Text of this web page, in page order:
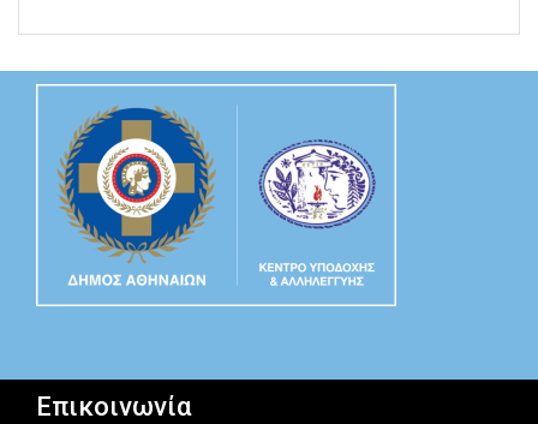
Επικοινωνία